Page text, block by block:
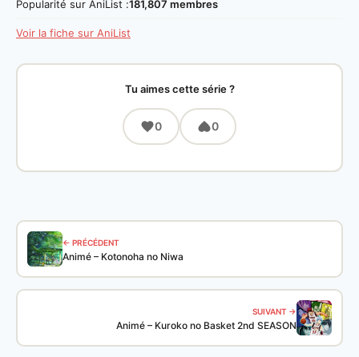
Popularité sur AniList :181,807 membres
Voir la fiche sur AniList
Tu aimes cette série ?
0 0
← PRÉCÉDENT
Animé – Kotonoha no Niwa
SUIVANT →
Animé – Kuroko no Basket 2nd SEASON